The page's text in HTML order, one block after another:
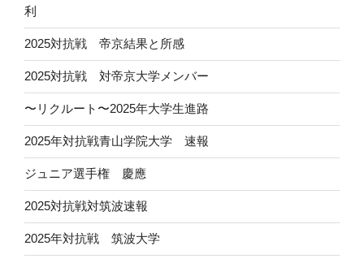
利
2025対抗戦 帝京結果と所感
2025対抗戦 対帝京大学メンバー
〜リクルート〜2025年大学生進路
2025年対抗戦青山学院大学 速報
ジュニア選手権 慶應
2025対抗戦対筑波速報
2025年対抗戦 筑波大学